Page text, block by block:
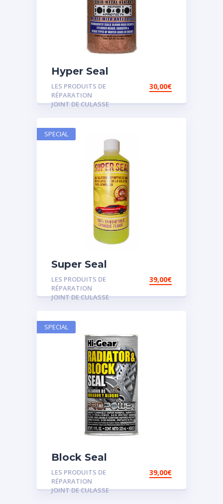
Hyper Seal
LES PRODUITS DE
RÉPARATION
JOINT DE CULASSE
30,00€
Super Seal
LES PRODUITS DE
RÉPARATION
JOINT DE CULASSE
39,00€
SPECIAL
Block Seal
LES PRODUITS DE
RÉPARATION
JOINT DE CULASSE
39,00€
SPECIAL